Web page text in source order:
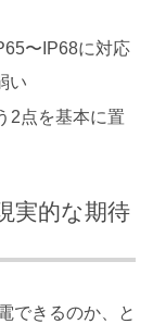
〜IP68に対応
い
2点を基本に置
実的な期待
できるのか、と